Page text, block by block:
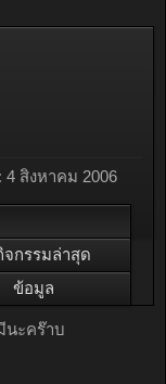
4 สิงหาคม 2006
จกรรมล่าสุด
ข้อมูล
นะคร๊าบ